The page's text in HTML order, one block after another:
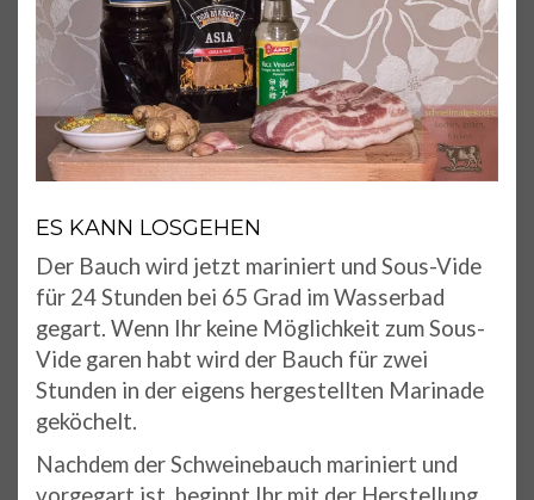
ES KANN LOSGEHEN
Der Bauch wird jetzt mariniert und Sous-Vide
für 24 Stunden bei 65 Grad im Wasserbad
gegart. Wenn Ihr keine Möglichkeit zum Sous-
Vide garen habt wird der Bauch für zwei
Stunden in der eigens hergestellten Marinade
geköchelt.
Nachdem der Schweinebauch mariniert und
vorgegart ist, beginnt Ihr mit der Herstellung